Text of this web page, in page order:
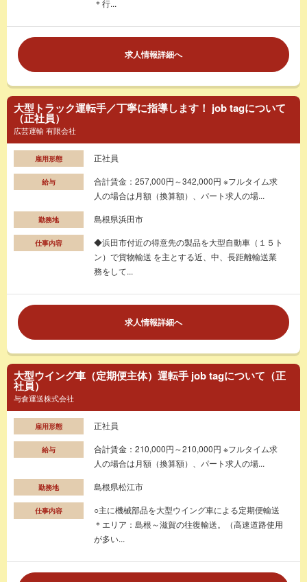
＊行...
求人情報詳細へ
大型トラック運転手／丁寧に指導します！ job tagについて
（正社員）
広芸運輸 有限会社
雇用形態 正社員
給与
合計賃金：257,000円～342,000円 ※フルタイム求
人の場合は月額（換算額）、パート求人の場...
勤務地 島根県浜田市
仕事内容
◆浜田市付近の得意先の製品を大型自動車（１５ト
ン）で貨物輸送 を主とする近、中、長距離輸送業
務をして...
求人情報詳細へ
大型ウイング車（定期便主体）運転手 job tagについて（正
社員）
与倉運送株式会社
雇用形態 正社員
給与
合計賃金：210,000円～210,000円 ※フルタイム求
人の場合は月額（換算額）、パート求人の場...
勤務地 島根県松江市
仕事内容
○主に機械部品を大型ウイング車による定期便輸送
＊エリア：島根～滋賀の往復輸送。（高速道路使用
が多い...